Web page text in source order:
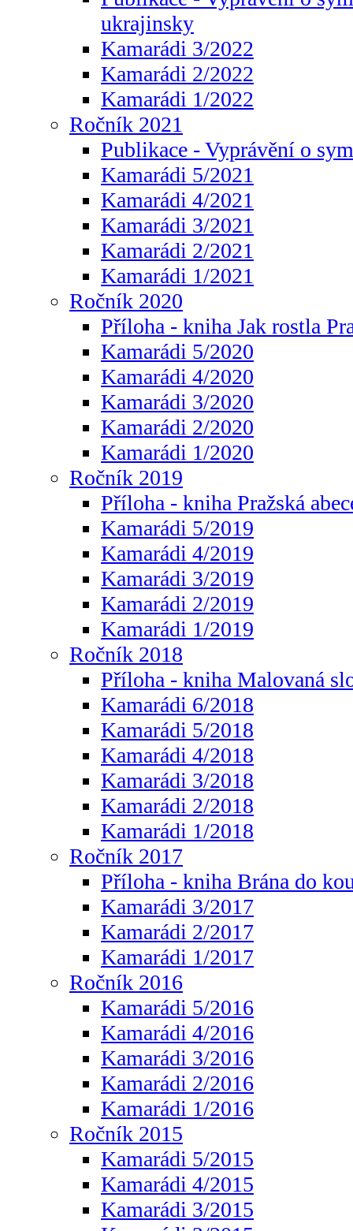
ukrajinsky
Kamarádi 3/2022
Kamarádi 2/2022
Kamarádi 1/2022
Ročník 2021
Publikace - Vyprávění o
Kamarádi 5/2021
Kamarádi 4/2021
Kamarádi 3/2021
Kamarádi 2/2021
Kamarádi 1/2021
Ročník 2020
Příloha - kniha Jak rostla
Kamarádi 5/2020
Kamarádi 4/2020
Kamarádi 3/2020
Kamarádi 2/2020
Kamarádi 1/2020
Ročník 2019
Příloha - kniha Pražská
Kamarádi 5/2019
Kamarádi 4/2019
Kamarádi 3/2019
Kamarádi 2/2019
Kamarádi 1/2019
Ročník 2018
Příloha - kniha Malovaná
Kamarádi 6/2018
Kamarádi 5/2018
Kamarádi 4/2018
Kamarádi 3/2018
Kamarádi 2/2018
Kamarádi 1/2018
Ročník 2017
Příloha - kniha Brána do
Kamarádi 3/2017
Kamarádi 2/2017
Kamarádi 1/2017
Ročník 2016
Kamarádi 5/2016
Kamarádi 4/2016
Kamarádi 3/2016
Kamarádi 2/2016
Kamarádi 1/2016
Ročník 2015
Kamarádi 5/2015
Kamarádi 4/2015
Kamarádi 3/2015